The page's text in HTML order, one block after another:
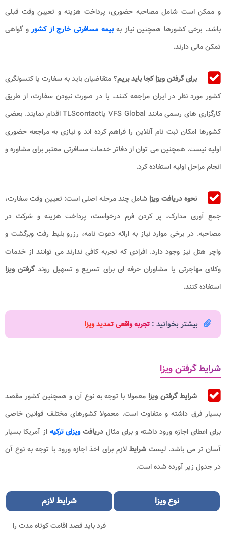
و ممکن است شامل مصاحبه حضوری، پرداخت هزینه و تعیین وقت قبلی
باشد. برخی کشورها همچنین نیاز بهبیمه مسافرتی خارج از کشورو گواهی
تمکن مالی دارند.
برای گرفتن ویزا کجا باید بریم؟ متقاضیان باید به سفارت یا کنسولگری
کشور مورد نظر در ایران مراجعه کنند، یا در صورت نبودن سفارت، از طریق
کارگزاری های رسمی مانند VFS Global یاTLScontact اقدام نمایند. بعضی
کشورها امکان ثبت نام آنلاین را فراهم کرده اند و نیازی به مراجعه حضوری
اولیه نیست. همچنین می توان از دفاتر خدمات مسافرتی معتبر برای مشاوره و
انجام مراحل اولیه استفاده کرد.
نحوه دریافت ویزا شامل چند مرحله اصلی است: تعیین وقت سفارت،
جمع آوری مدارک، پر کردن فرم درخواست، پرداخت هزینه و شرکت در
مصاحبه. در برخی موارد نیاز به ارائه دعوت نامه، رزرو بلیط رفت وبرگشت و
واچر هتل نیز وجود دارد. افرادی که تجربه کافی ندارند می توانند از خدمات
وکلای مهاجرتی یا مشاوران حرفه ای برای تسریع و تسهیل روند گرفتن ویزا
استفاده کنند.
بیشتر بخوانید : تجربه واقعی تمدید ویزا
شرایط گرفتن ویزا
شرایط گرفتن ویزا معمولا با توجه به نوع آن و همچنین کشور مقصد
بسیار فرق داشته و متفاوت است. معمولا کشورهای مختلف قوانین خاصی
برای اعطای اجازه ورود داشته و برای مثال دریافتویزای ترکیه از آمریکا بسیار
آسان تر می باشد. لیستشرایطلازم برای اخذ اجازه ورود با توجه به نوع آن
در جدول زیر آورده شده است.
نوعویزا شرایط لازم
فرد باید قصد اقامت کوتاه مدت را